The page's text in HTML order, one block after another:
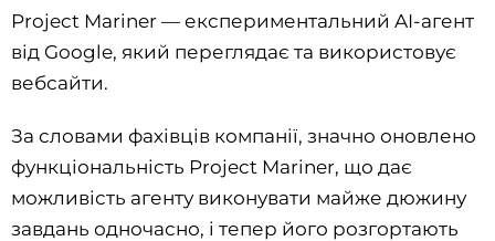
Project Mariner — експериментальний AI-агент
від Google, який переглядає та використовує
вебсайти.
За словами фахівців компанії, значно оновлено
функціональність Project Mariner, що дає
можливість агенту виконувати майже дюжину
завдань одночасно, і тепер його розгортають